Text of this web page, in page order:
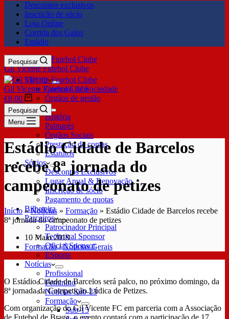
Descontos exclusivos
Inscrição de sócio
Loja Online
Corrida dos Galos
Estádio
Gil Vicente Futebol Clube
Pesquisar
SDUQ
Contrato de Sociedade
Órgãos de gestão
Clube
História
Palmarés
Órgãos Sociais
Prestação de contas
Estatutos
Sócios
Descontos Exclusivos
Lugar Anual & Renovação
Inscrição de sócio
Pagamento de quotas
Bilheteira
Parceiros
Patrocinador Principal
Technical Sponsor
Oficial Sponsor
ESports
Notícias
Profissional
Feminino
Notícias Sub-23
Formação
Sub-15
Gil Vicente Futebol Clube
€0,00
Pesquisar
Menu
Estádio Cidade de Barcelos
recebe 8ª jornada do
campeonato de petizes
Início »Notícias » Formação » Estádio Cidade de Barcelos recebe
8ª jornada do campeonato de petizes
10 Maio 2019
Formação/Notícias Gerais
O Estádio Cidade de Barcelos será palco, no próximo domingo, da
8ª jornada da Competição Lúdica de Petizes.
Com organização do Gil Vicente FC em parceria com a Associação
de Futebol de Braga, o evento contará com a participação de 17